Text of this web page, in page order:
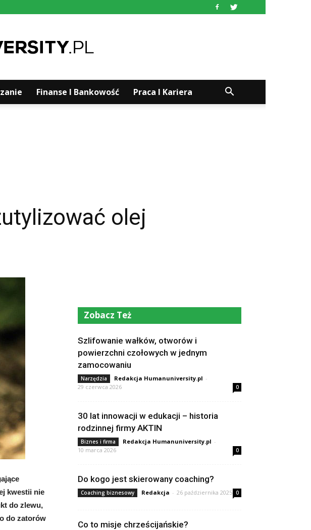
Finanse I Bankowość Praca I Kariera
olej
kwestii nie
do zlewu,
do zatorów
Zobacz Też
Szlifowanie wałków, otworów i
powierzchni czołowych w jednym
zamocowaniu
Narzędzia Redakcja Humanuniversity.pl -
29 czerwca 2026
0
30 lat innowacji w edukacji – historia
rodzinnej firmy AKTIN
Biznes i firma Redakcja Humanuniversity.pl -
10 marca 2026
0
Do kogo jest skierowany coaching?
Coaching biznesowy Redakcja - 26 października 2025 0
Co to misje chrześcijańskie?